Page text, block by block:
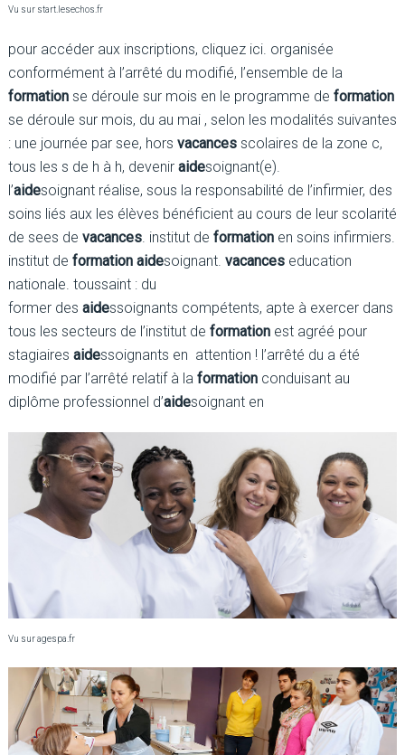
Vu sur start.lesechos.fr
pour accéder aux inscriptions, cliquez ici. organisée
conformément à l’arrêté du modifié, l’ensemble de la
formationse déroule sur mois en le programme de formation
se déroule sur mois, du au mai , selon les modalités suivantes
: une journée par see, hors vacancesscolaires de la zone c,
tous les s de h à h, devenir aidesoignant(e).
l’aidesoignant réalise, sous la responsabilité de l’infirmier, des
soins liés aux les élèves bénéficient au cours de leur scolarité
de sees de vacances. institut de formationen soins infirmiers.
institut de formation aidesoignant. vacanceseducation
nationale. toussaint : du
former des aidessoignants compétents, apte à exercer dans
tous les secteurs de l’institut de formationest agréé pour
stagiaires aidessoignants en attention ! l’arrêté du a été
modifié par l’arrêté relatif à la formationconduisant au
diplôme professionnel d’aidesoignant en
Vu sur agespa.fr